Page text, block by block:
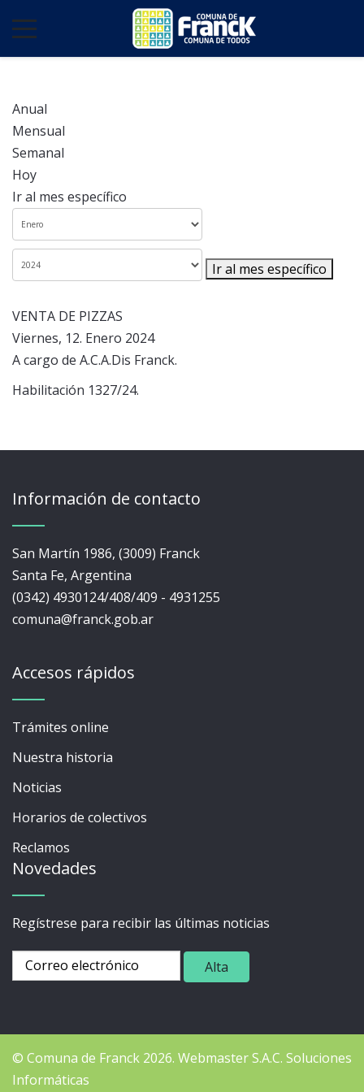
Anual
Mensual
Semanal
Hoy
Ir al mes específico
Ir al mes específico
VENTA DE PIZZAS
Viernes, 12. Enero 2024
A cargo de A.C.A.Dis Franck.
Habilitación 1327/24.
Información de contacto
San Martín 1986, (3009) Franck
Santa Fe, Argentina
(0342) 4930124/408/409 - 4931255
comuna@franck.gob.ar
Accesos rápidos
Trámites online
Nuestra historia
Noticias
Horarios de colectivos
Reclamos
Novedades
Regístrese para recibir las últimas noticias
© Comuna de Franck 2026. WebmasterS.A.C. Soluciones
Informáticas